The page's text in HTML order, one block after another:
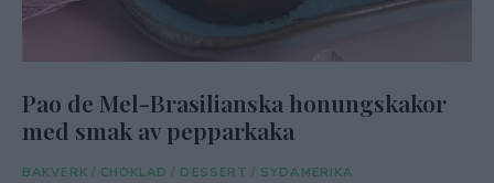
Pao de Mel-Brasilianska honungskakor
med smak av pepparkaka
BAKVERK / CHOKLAD / DESSERT / SYDAMERIKA